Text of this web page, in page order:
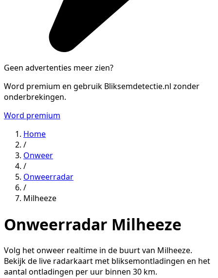
Geen advertenties meer zien?
Word premium en gebruik Bliksemdetectie.nl zonder
onderbrekingen.
Word premium
Home
/
Onweer
/
Onweerradar
/
Milheeze
Onweerradar Milheeze
Volg het onweer realtime in de buurt van Milheeze.
Bekijk de live radarkaart met bliksemontladingen en het
aantal ontladingen per uur binnen 30 km.